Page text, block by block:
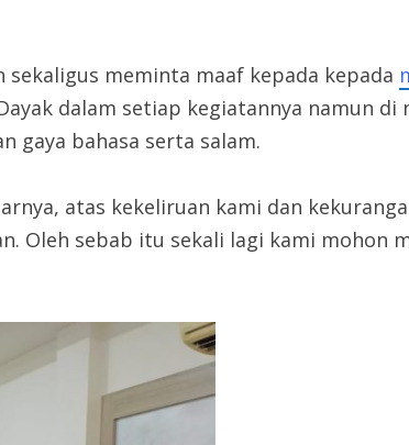
meminta maaf kepada kepada
dalam setiap kegiatannya namun di
gaya bahasa serta salam.
atas kekeliruan kami dan
Oleh sebab itu sekali lagi kami mohon